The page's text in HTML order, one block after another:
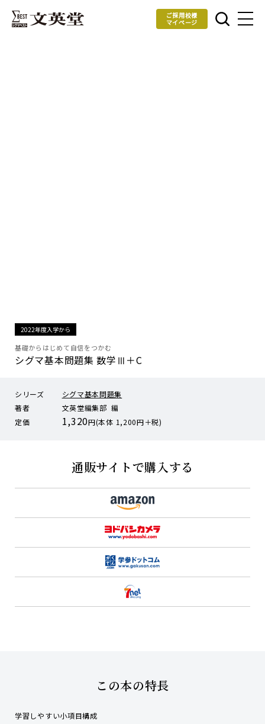
ご採用校様
マイページ
2022年度入学から
基礎からはじめて自信をつかむ
シグマ基本問題集 数学Ⅲ＋C
シリーズ
シグマ基本問題集
著者
文英堂編集部 編
定価
1,320円(本体 1,200円＋税)
通販サイトで購入する
この本の特長
学習しやすい小項目構成